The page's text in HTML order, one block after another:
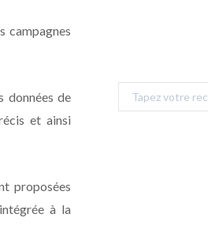
campagnes
données de
et ainsi
proposées
à la
Search
for: